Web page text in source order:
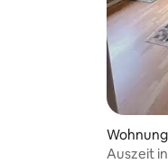
Auszeit